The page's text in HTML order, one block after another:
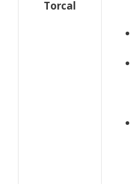
Torcal